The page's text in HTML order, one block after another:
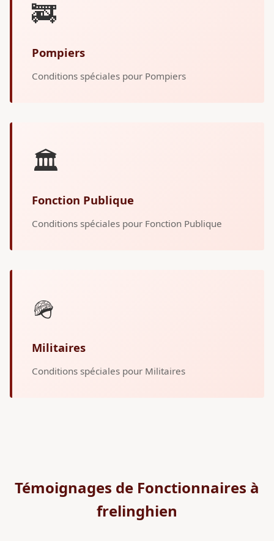
🚒
Pompiers
Conditions spéciales pour Pompiers
🏛️
Fonction Publique
Conditions spéciales pour Fonction Publique
🪖
Militaires
Conditions spéciales pour Militaires
Témoignages de Fonctionnaires à
frelinghien